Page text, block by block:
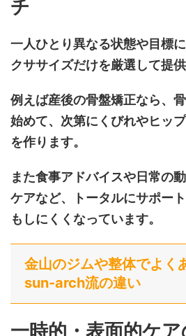
チ
一人ひとり異なる状態や目標
クササイズだけを厳選して提供
例えば産後の骨盤矯正なら、
始めて、次第にくびれやヒッ
を作ります。
また食事アドバイスや日常の
ケアなど、トータルにサポー
もしにくくなっています。
金山のジムや整体でよく
sun-arch流の違い
一時的・表面的ケ